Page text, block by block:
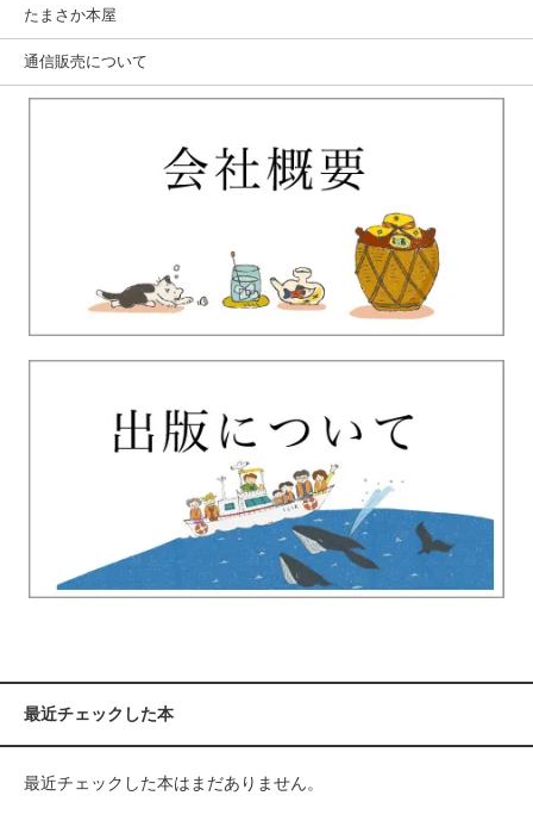
たまさか本屋
通信販売について
最近チェックした本
最近チェックした本はまだありません。